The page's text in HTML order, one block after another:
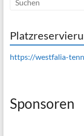
https://westfalia-
Sponsoren